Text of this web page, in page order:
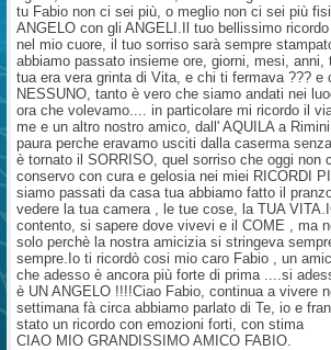
tu Fabio non ci sei più, o meglio non ci sei più
ANGELO con gli ANGELI.Il tuo bellissimo
nel mio cuore, il tuo sorriso sarà sempre
abbiamo passato insieme ore, giorni, mesi, anni,
tua era vera grinta di Vita, e chi ti fermava ??? e
NESSUNO, tanto è vero che siamo andati nei
ora che volevamo.... in particolare mi ricordo il
me e un altro nostro amico, dall' AQUILA a
paura perche eravamo usciti dalla caserma
è tornato il SORRISO, quel sorriso che oggi non
conservo con cura e gelosia nei miei RICORDI
siamo passati da casa tua abbiamo fatto il
vedere la tua camera , le tue cose, la TUA
contento, si sapere dove vivevi e il COME , ma
solo perchè la nostra amicizia si stringeva
sempre.Io ti ricordò cosi mio caro Fabio , un
che adesso è ancora più forte di prima ....si
è UN ANGELO !!!!Ciao Fabio, continua a vivere
settimana fà circa abbiamo parlato di Te, io e
stato un ricordo con emozioni forti, con stima
CIAO MIO GRANDISSIMO AMICO FABIO.